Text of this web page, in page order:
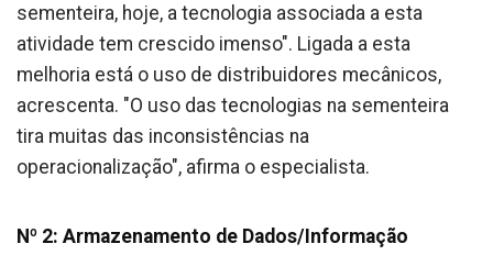
sementeira, hoje, a tecnologia associada a esta
atividade tem crescido imenso". Ligada a esta
melhoria está o uso de distribuidores mecânicos,
acrescenta. "O uso das tecnologias na sementeira
tira muitas das inconsistências na
operacionalização", afirma o especialista.
Nº 2: Armazenamento de Dados/Informação